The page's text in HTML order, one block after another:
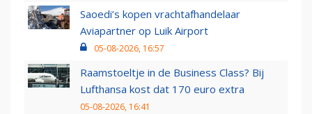
Saoedi’s kopen vrachtafhandelaar
Aviapartner op Luik Airport
05-08-2026, 16:57
Raamstoeltje in de Business Class? Bij
Lufthansa kost dat 170 euro extra
05-08-2026, 16:41